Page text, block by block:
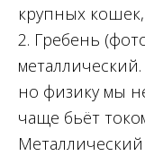
крупных
2. Гребень
но физику мы
чаще бьёт